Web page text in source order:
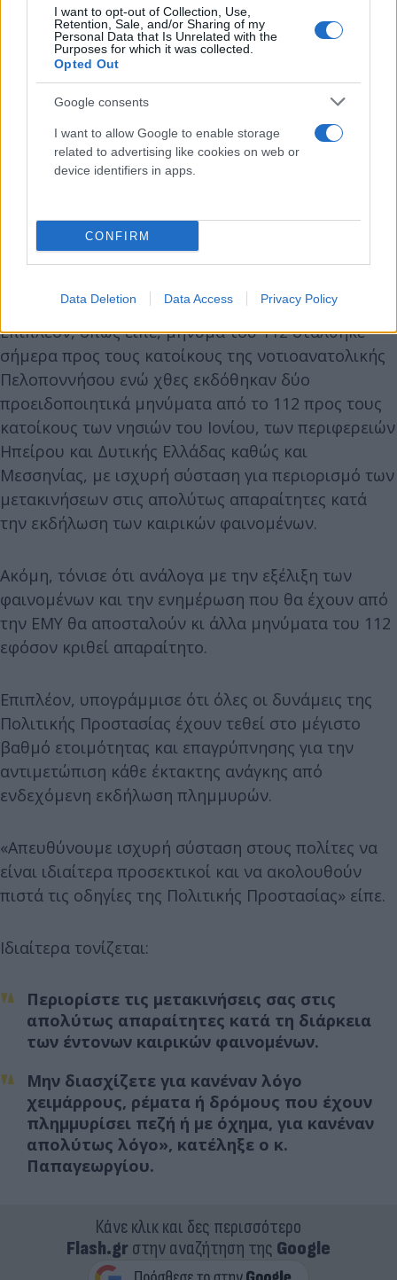
I want to opt-out of Collection, Use,
Retention, Sale, and/or Sharing of my
Personal Data that Is Unrelated with the
Purposes for which it was collected.
Opted Out
Google consents
I want to allow Google to enable storage
related to advertising like cookies on web or
device identifiers in apps.
CONFIRM
Data Deletion Data Access Privacy Policy
απολύτως απαραίτητες.
Η κακοκαιρία «Eva» βρίσκεται σε εξέλιξη από
σήμερα το πρωί και σταδιακά επηρεάζει μεγάλο
μέρος της χώρας με κατά τόπους επικίνδυνα
καιρικά φαινόμενα που έχουν ως κύρια
χαρακτηριστικά, τη μεγάλη ραγδαιότητα των
βροχοπτώσεων, τη μεγάλη συχνότητα των
στιγμής δεν έχουν αναφερθεί προβλήματα λόγω
πλημμυρικών φαινομένων, όπως γνωστοποίησε ο
Επιπλέον, όπως είπε, μήνυμα του 112 στάλθηκε
σήμερα προς τους κατοίκους της νοτιοανατολικής
Πελοποννήσου ενώ χθες εκδόθηκαν δύο
προειδοποιητικά μηνύματα από το 112 προς τους
κατοίκους των νησιών του Ιονίου, των περιφερειών
Ηπείρου και Δυτικής Ελλάδας καθώς και
Μεσσηνίας, με ισχυρή σύσταση για περιορισμό των
μετακινήσεων στις απολύτως απαραίτητες κατά
την εκδήλωση των καιρικών φαινομένων.
Ακόμη, τόνισε ότι ανάλογα με την εξέλιξη των
φαινομένων και την ενημέρωση που θα έχουν από
την ΕΜΥ θα αποσταλούν κι άλλα μηνύματα του 112
εφόσον κριθεί απαραίτητο.
Επιπλέον, υπογράμμισε ότι όλες οι δυνάμεις της
Πολιτικής Προστασίας έχουν τεθεί στο μέγιστο
βαθμό ετοιμότητας και επαγρύπνησης για την
αντιμετώπιση κάθε έκτακτης ανάγκης από
ενδεχόμενη εκδήλωση πλημμυρών.
«Απευθύνουμε ισχυρή σύσταση στους πολίτες να
είναι ιδιαίτερα προσεκτικοί και να ακολουθούν
πιστά τις οδηγίες της Πολιτικής Προστασίας» είπε.
Ιδιαίτερα τονίζεται:
Περιορίστε τις μετακινήσεις σας στις
απολύτως απαραίτητες κατά τη διάρκεια
των έντονων καιρικών φαινομένων.
Μην διασχίζετε για κανέναν λόγο
χειμάρρους, ρέματα ή δρόμους που έχουν
πλημμυρίσει πεζή ή με όχημα, για κανέναν
απολύτως λόγο», κατέληξε ο κ.
Παπαγεωργίου.
Κάνε κλικ και δες περισσότερο
Flash.grστην αναζήτηση της Google